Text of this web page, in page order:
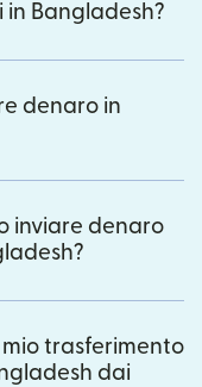
in Bangladesh?
denaro in
inviare denaro
trasferimento
dai